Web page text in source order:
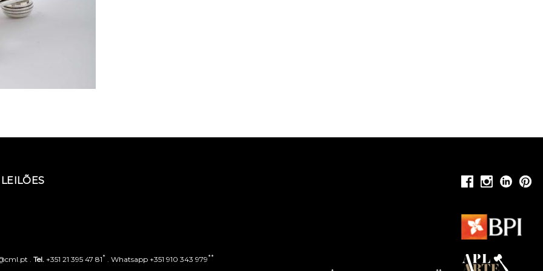
. Tel. +351 21 395 47 81* . Whatsapp +351 910 343 979**